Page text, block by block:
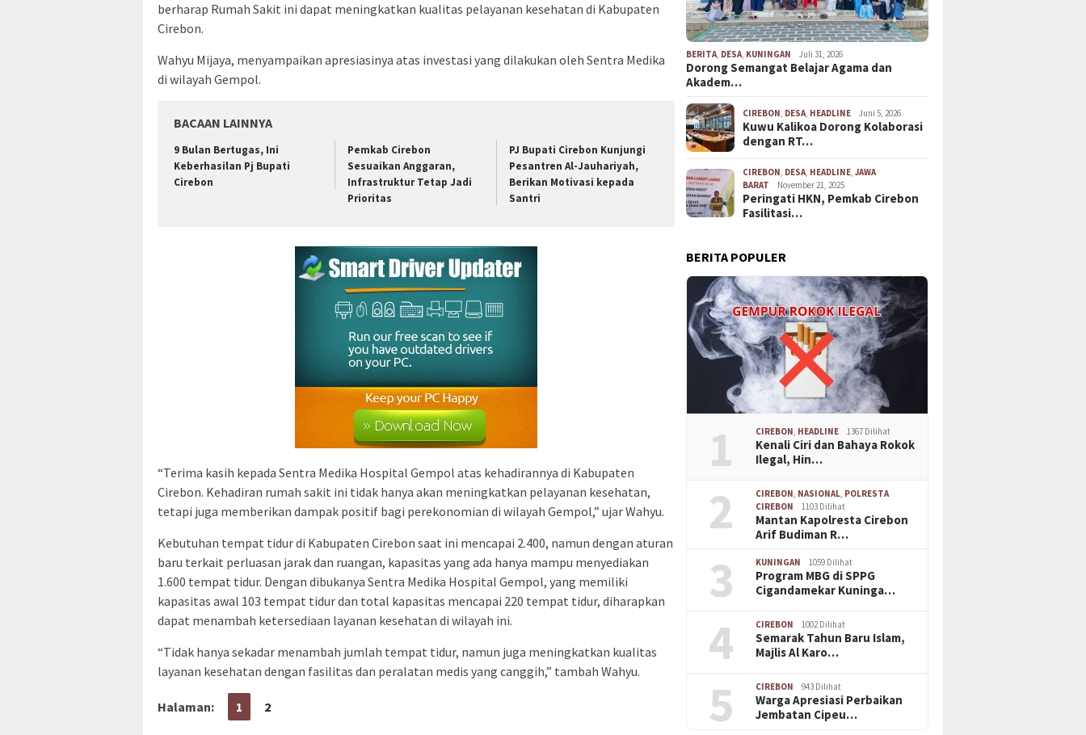
berharap Rumah Sakit ini dapat meningkatkan kualitas pelayanan kesehatan di Kabupaten
Cirebon.
Wahyu Mijaya, menyampaikan apresiasinya atas investasi yang dilakukan oleh Sentra Medika
di wilayah Gempol.
BACAAN LAINNYA
9 Bulan Bertugas, Ini
Keberhasilan Pj Bupati
Cirebon
Pemkab Cirebon
Sesuaikan Anggaran,
Infrastruktur Tetap Jadi
Prioritas
PJ Bupati Cirebon Kunjungi
Pesantren Al-Jauhariyah,
Berikan Motivasi kepada
Santri
“Terima kasih kepada Sentra Medika Hospital Gempol atas kehadirannya di Kabupaten
Cirebon. Kehadiran rumah sakit ini tidak hanya akan meningkatkan pelayanan kesehatan,
tetapi juga memberikan dampak positif bagi perekonomian di wilayah Gempol,” ujar Wahyu.
Kebutuhan tempat tidur di Kabupaten Cirebon saat ini mencapai 2.400, namun dengan aturan
baru terkait perluasan jarak dan ruangan, kapasitas yang ada hanya mampu menyediakan
1.600 tempat tidur. Dengan dibukanya Sentra Medika Hospital Gempol, yang memiliki
kapasitas awal 103 tempat tidur dan total kapasitas mencapai 220 tempat tidur, diharapkan
dapat menambah ketersediaan layanan kesehatan di wilayah ini.
“Tidak hanya sekadar menambah jumlah tempat tidur, namun juga meningkatkan kualitas
layanan kesehatan dengan fasilitas dan peralatan medis yang canggih,” tambah Wahyu.
Halaman: 1 2
BERITA, DESA, KUNINGAN Juli 31, 2026
Dorong Semangat Belajar Agama dan
Akadem…
CIREBON, DESA, HEADLINE Juni 5, 2026
Kuwu Kalikoa Dorong Kolaborasi
dengan RT…
CIREBON, DESA, HEADLINE,JAWA
BARAT
November 21, 2025
Peringati HKN, Pemkab Cirebon
Fasilitasi…
BERITA POPULER
1 CIREBON HEADLINE 1367 Dilihat
Kenali Ciri dan Bahaya Rokok
Ilegal, Hin…
2 CIREBON NASIONAL POLRESTA
CIREBON
1103 Dilihat
Mantan Kapolresta Cirebon
Arif Budiman R…
3 KUNINGAN 1059 Dilihat
Program MBG di SPPG
Cigandamekar Kuninga…
4 CIREBON 1002 Dilihat
Semarak Tahun Baru Islam,
Majlis Al Karo…
5 CIREBON 943 Dilihat
Warga Apresiasi Perbaikan
Jembatan Cipeu…